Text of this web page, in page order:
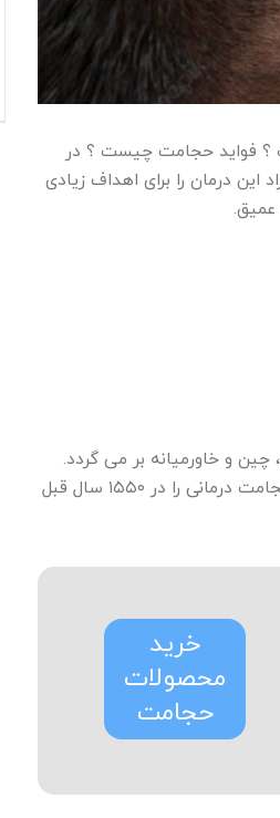
؟ فواید حجامت چیست ؟ در
درمان را برای اهداف زیادی
عمیق.
و خاورمیانه بر می گردد.
یکی از قدیمی ترین کتاب های درسی پزشکی در جهان، پاپیروس ابرس، چگونگی استفاده مصریان باستان از حجامت درمانی را در ۱۵۵۰ سال قبل
خرید
محصولات
حجامت